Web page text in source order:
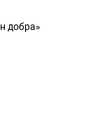
добра»